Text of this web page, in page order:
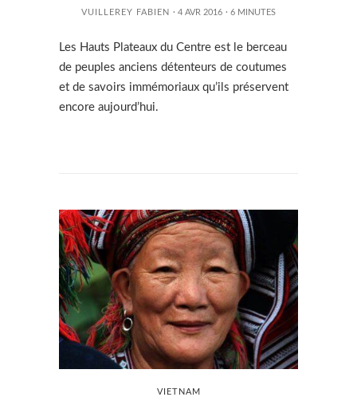
VUILLEREY FABIEN · 4 AVR 2016 · 6 MINUTES
Les Hauts Plateaux du Centre est le berceau
de peuples anciens détenteurs de coutumes
et de savoirs immémoriaux qu’ils préservent
encore aujourd’hui.
VIETNAM